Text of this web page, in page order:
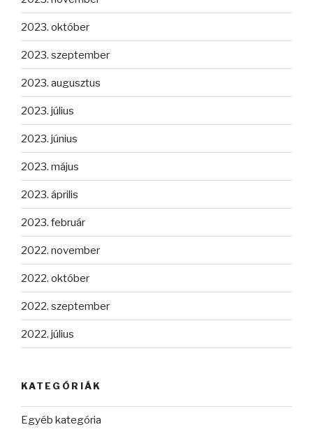
2023. október
2023. szeptember
2023. augusztus
2023. július
2023. június
2023. május
2023. április
2023. február
2022. november
2022. október
2022. szeptember
2022. július
KATEGÓRIÁK
Egyéb kategória